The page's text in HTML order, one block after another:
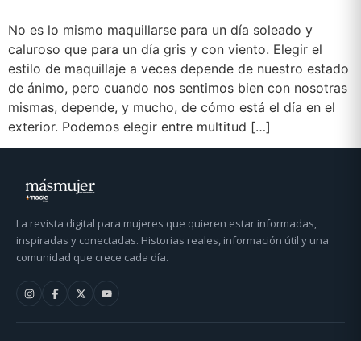
No es lo mismo maquillarse para un día soleado y
caluroso que para un día gris y con viento. Elegir el
estilo de maquillaje a veces depende de nuestro estado
de ánimo, pero cuando nos sentimos bien con nosotras
mismas, depende, y mucho, de cómo está el día en el
exterior. Podemos elegir entre multitud […]
La revista digital para mujeres que quieren estar informadas,
inspiradas y conectadas. Historias reales, información útil y una
comunidad que crece cada día.